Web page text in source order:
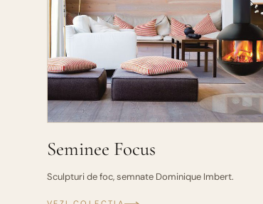
Seminee Focus
Sculpturi de foc, semnate Dominique Imbert.